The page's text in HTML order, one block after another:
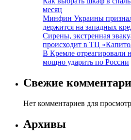
месяц
Минфин Украины
держится на западных
Сирены, экстренная
происходит в ТЦ
В Кремле отреагировали
мощно ударить по России
Свежие
Нет комментариев для
Архивы